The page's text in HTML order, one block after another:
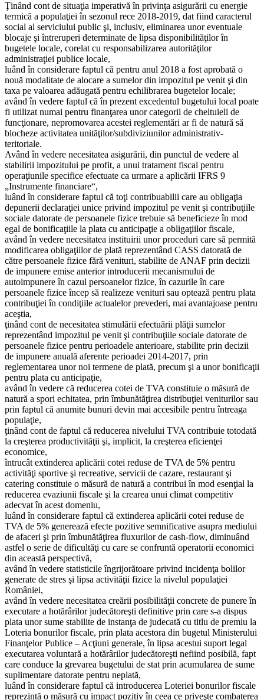
Ţinând cont de situaţia imperativă în privinţa asigurării cu energie
termică a populaţiei în sezonul rece 2018-2019, dat fiind caracterul
social al serviciului public şi, inclusiv, eliminarea unor eventuale
blocaje şi întreruperi determinate de lipsa disponibilităţilor în
bugetele locale, corelat cu responsabilizarea autorităţilor
administraţiei publice locale,
luând în considerare faptul că pentru anul 2018 a fost aprobată o
nouă modalitate de alocare a sumelor din impozitul pe venit şi din
taxa pe valoarea adăugată pentru echilibrarea bugetelor locale;
având în vedere faptul că în prezent excedentul bugetului local poate
fi utilizat numai pentru finanţarea unor categorii de cheltuieli de
funcţionare, nepromovarea acestei reglementări ar fi de natură să
blocheze activitatea unităţilor/subdiviziunilor administrativ-
teritoriale.
Având în vedere necesitatea asigurării, din punctul de vedere al
stabilirii impozitului pe profit, a unui tratament fiscal pentru
operaţiunile specifice efectuate ca urmare a aplicării IFRS 9
„Instrumente financiare“,
luând în considerare faptul că toţi contribuabilii care au obligaţia
depunerii declaraţiei unice privind impozitul pe venit şi contribuţiile
sociale datorate de persoanele fizice trebuie să beneficieze în mod
egal de bonificaţiile la plata cu anticipaţie a obligaţiilor fiscale,
având în vedere necesitatea instituirii unor proceduri care să permită
modificarea obligaţiilor de plată reprezentând CASS datorată de
către persoanele fizice fără venituri, stabilite de ANAF prin decizii
de impunere emise anterior introducerii mecanismului de
autoimpunere în cazul persoanelor fizice, în cazurile în care
persoanele fizice încep să realizeze venituri sau optează pentru plata
contribuţiei în condiţiile actualelor prevederi, mai avantajoase pentru
aceştia,
ţinând cont de necesitatea stimulării efectuării plăţii sumelor
reprezentând impozitul pe venit şi contribuţiile sociale datorate de
persoanele fizice pentru perioadele anterioare, stabilite prin decizii
de impunere anuală aferente perioadei 2014-2017, prin
reglementarea unor noi termene de plată, precum şi a unor bonificaţii
pentru plata cu anticipaţie,
având în vedere că reducerea cotei de TVA constituie o măsură de
natură a spori echitatea, prin îmbunătăţirea distribuţiei veniturilor sau
prin faptul că anumite bunuri devin mai accesibile pentru întreaga
populaţie,
ţinând cont de faptul că reducerea nivelului TVA contribuie totodată
la creşterea productivităţii şi, implicit, la creşterea eficienţei
economice,
întrucât extinderea aplicării cotei reduse de TVA de 5% pentru
activităţi sportive şi recreative, servicii de cazare, restaurant şi
catering constituie o măsură de natură a contribui în mod esenţial la
reducerea evaziunii fiscale şi la crearea unui climat competitiv
adecvat în acest domeniu,
luând în considerare faptul că extinderea aplicării cotei reduse de
TVA de 5% generează efecte pozitive semnificative asupra mediului
de afaceri şi prin îmbunătăţirea fluxurilor de cash-flow, diminuând
astfel o serie de dificultăţi cu care se confruntă operatorii economici
din această perspectivă,
având în vedere statisticile îngrijorătoare privind incidenţa bolilor
generate de stres şi lipsa activităţii fizice la nivelul populaţiei
României,
având în vedere necesitatea creării posibilităţii concrete de punere în
executare a hotărârilor judecătoreşti definitive prin care s-a dispus
plata unor sume stabilite de instanţa de judecată cu titlu de premiu la
Loteria bonurilor fiscale, prin plata acestora din bugetul Ministerului
Finanţelor Publice – Acţiuni generale, în lipsa acestui suport legal
executarea voluntară a hotărârilor judecătoreşti nefiind posibilă, fapt
care conduce la grevarea bugetului de stat prin acumularea de sume
suplimentare datorate pentru neplată,
luând în considerare faptul că introducerea Loteriei bonurilor fiscale
reprezintă o măsură cu impact pozitiv în ceea ce priveşte combaterea